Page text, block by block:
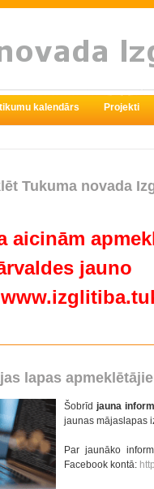
kalendārs Projekti
Tukuma novada
aicinām
jauno
lapas
Šobrīd jauna
jaunas mājaslapas
Par jaunāko
Facebook kontā: